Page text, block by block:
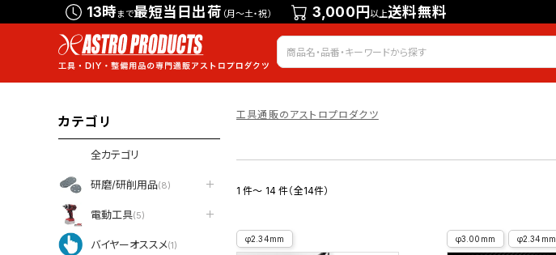
13時まで最短当日出荷 （月～土・祝） 3,000円以上送料無料
会員登録 ログイン お気に入り
カテゴリ
全カテゴリ
研磨/研削用品(8)
電動工具(5)
バイヤーオススメ(1)
工具通販のアストロプロダクツ
1 件～ 14 件（全14件）
φ2.34mm φ3.00mm φ2.34mm